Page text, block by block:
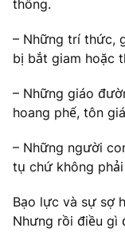
thống.
– Những trí thức,
bị bắt giam hoặc
– Những giáo
hoang phế, tôn
– Những người
tụ chứ không
Bạo lực và sự sợ
Nhưng rồi điều gì